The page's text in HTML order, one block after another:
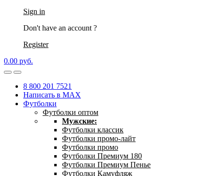
Sign in
Don't have an account ?
Register
0.00 руб.
8 800 201 7521
Написать в MAX
Футболки
Футболки оптом
Мужские:
Футболки классик
Футболки промо-лайт
Футболки промо
Футболки Премиум 180
Футболки Премиум Пенье
Футболки Камуфляж